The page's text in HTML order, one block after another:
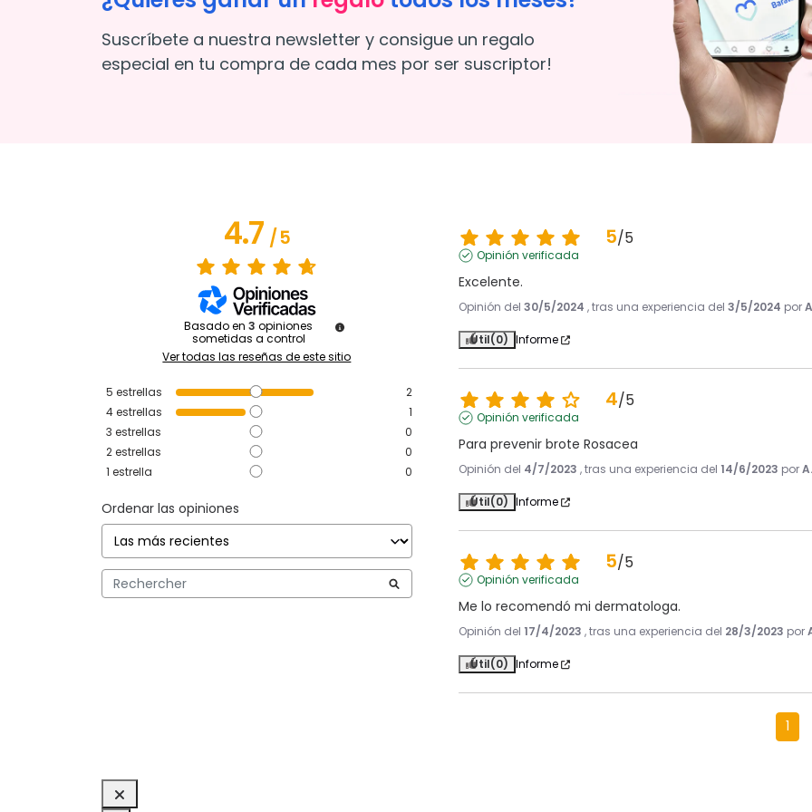
Suscríbete a nuestra newsletter y consigue un regalo
especial en tu compra de cada mes por ser suscriptor!
4.7/5
Basado en3 opiniones
sometidas a control
Ver todas las reseñas de este sitio
5 estrellas
2
4estrellas
1
3 estrellas
0
2estrellas
0
1 estrella 0
Ordenar las opiniones
5/5
Opinión verificada
Excelente.
Opinión del30/5/2024 , tras una experiencia del3/5/2024 por
Útil(0) Informe
4/5
Opinión verificada
Para prevenir brote Rosacea
Opinión del 4/7/2023 , tras una experiencia del 14/6/2023 por
Útil(0) Informe
5/5
Opinión verificada
Me lo recomendó mi dermatologa.
Opinión del 17/4/2023 , tras una experiencia del 28/3/2023 por
Útil(0) Informe
1